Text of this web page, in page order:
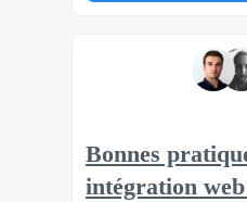
Bonnes
intégration